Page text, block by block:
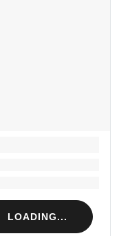
LOADING...